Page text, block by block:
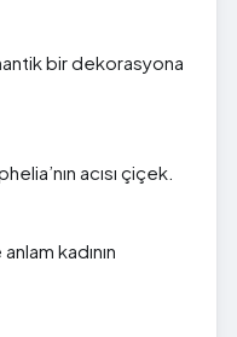
bir dekorasyona
acısı çiçek.
kadının